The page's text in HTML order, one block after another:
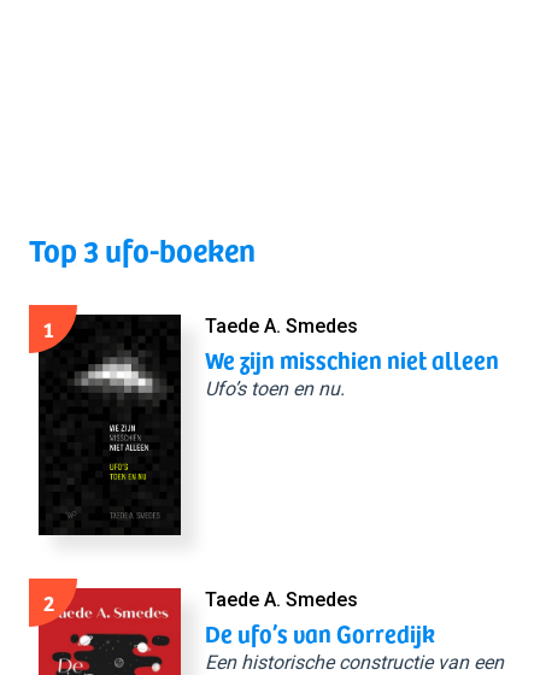
Top 3 ufo-boeken
1 Taede A. Smedes
We zijn misschien niet alleen
Ufo’s toen en nu.
2 Taede A. Smedes
De ufo’s van Gorredijk
Een historische constructie van een